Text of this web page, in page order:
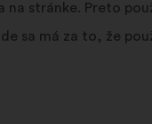
stránke. Preto
sa má za to, že